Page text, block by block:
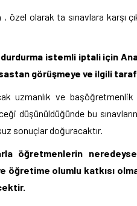
, özel olarak ta sınavlara karşı
istemli iptali için
görüşmeye ve ilgili
uzmanlık ve
düşünüldüğünde bu
sonuçlar doğuracaktır.
öğretmenlerin
öğretime olumlu katkısı